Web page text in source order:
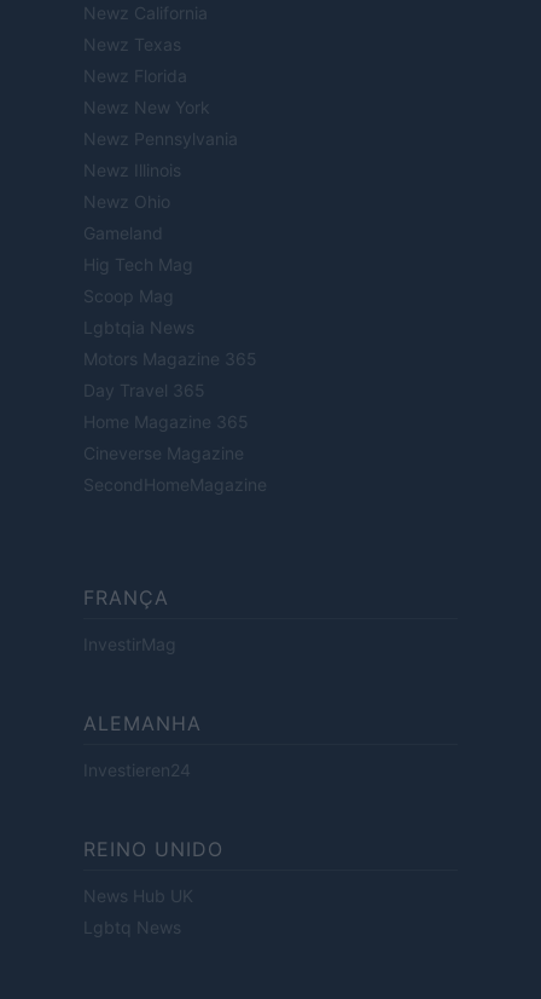
Newz California
Newz Texas
Newz Florida
Newz New York
Newz Pennsylvania
Newz Illinois
Newz Ohio
Gameland
Hig Tech Mag
Scoop Mag
Lgbtqia News
Motors Magazine 365
Day Travel 365
Home Magazine 365
Cineverse Magazine
SecondHomeMagazine
FRANÇA
InvestirMag
ALEMANHA
Investieren24
REINO UNIDO
News Hub UK
Lgbtq News